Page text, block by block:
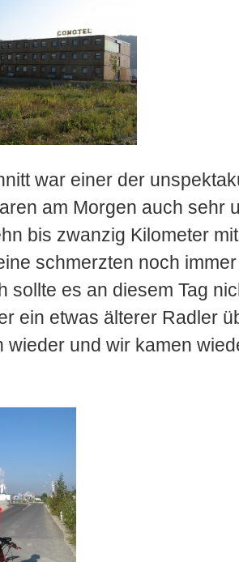
war einer der
am Morgen auch sehr
bis zwanzig Kilometer
schmerzten noch
sollte es an diesem Tag
ein etwas älterer Radler
wieder und wir kamen